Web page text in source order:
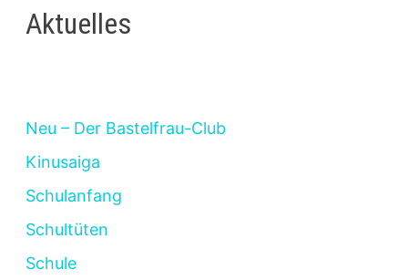
Aktuelles
Neu – Der Bastelfrau-Club
Kinusaiga
Schulanfang
Schultüten
Schule